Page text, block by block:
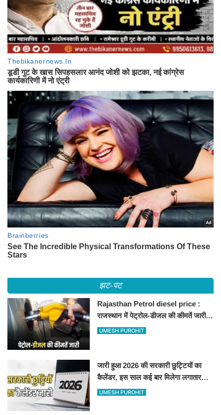
झट-पट
Rajasthan Petrol diesel price :
राजस्थान में पेट्रोल-डीजल की कीमतें जारी,
जानिए बीकानेर समेत पुरे प्रदेश में नए रेट
UMESH PUROHIT
जारी हुआ 2026 की सरकारी छुट्टियों का
कैलेंडर, इस साल कई बार मिलेगा लगातार
अवकाश, देखें
UMESH PUROHIT